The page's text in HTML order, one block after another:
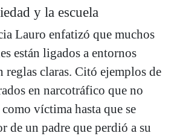
y la escuela
Lauro enfatizó que muchos
están ligados a entornos
reglas claras. Citó ejemplos de
en narcotráfico que no
víctima hasta que se
de un padre que perdió a su